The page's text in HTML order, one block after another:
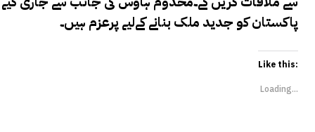
پاکستان کو جدید ملک بنانے کےلیے پرعزم ہیں۔
Like this:
Loading...